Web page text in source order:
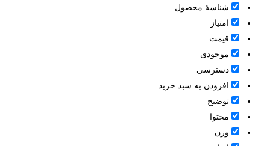
شناسۀ محصول
امتیاز
قيمت
موجودی
دسترسی
افزودن به سبد خرید
توضیح
محتوا
وزن